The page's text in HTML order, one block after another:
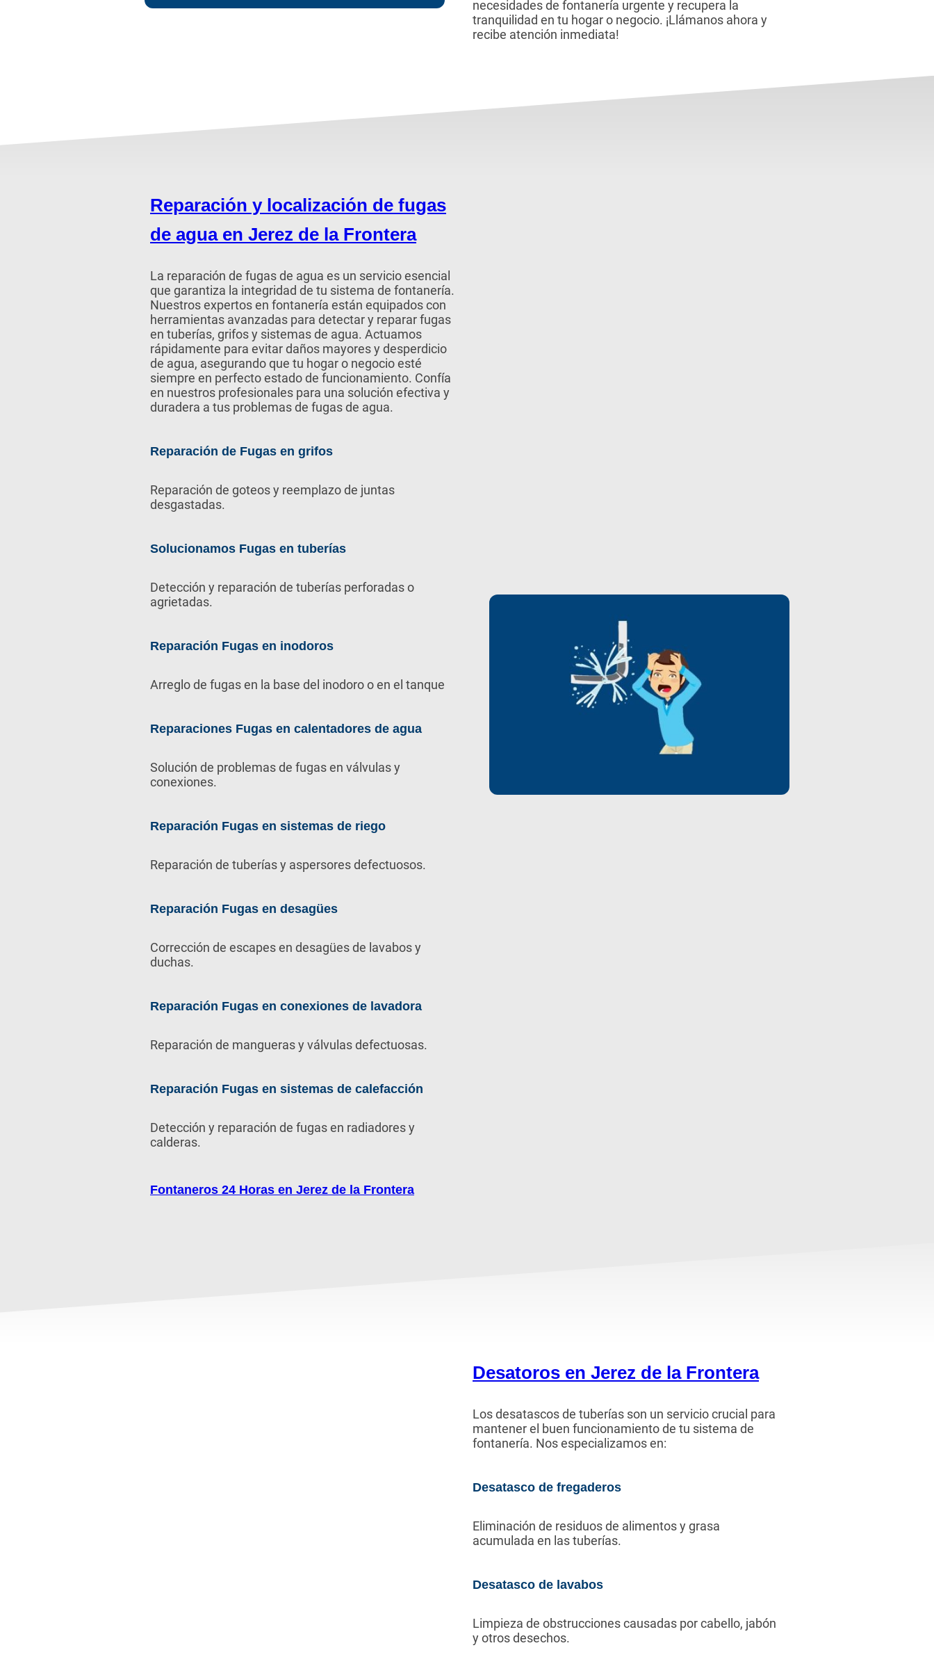
necesidades de fontanería urgente y recupera la
tranquilidad en tu hogar o negocio. ¡Llámanos ahora y
recibe atención inmediata!
Reparación y localización de fugas
de agua en Jerez de la Frontera
La reparación de fugas de agua es un servicio esencial
que garantiza la integridad de tu sistema de fontanería.
Nuestros expertos en fontanería están equipados con
herramientas avanzadas para detectar y reparar fugas
en tuberías, grifos y sistemas de agua. Actuamos
rápidamente para evitar daños mayores y desperdicio
de agua, asegurando que tu hogar o negocio esté
siempre en perfecto estado de funcionamiento. Confía
en nuestros profesionales para una solución efectiva y
duradera a tus problemas de fugas de agua.
Reparación de Fugas en grifos
Reparación de goteos y reemplazo de juntas
desgastadas.
Solucionamos Fugas en tuberías
Detección y reparación de tuberías perforadas o
agrietadas.
Reparación Fugas en inodoros
Arreglo de fugas en la base del inodoro o en el tanque
Reparaciones Fugas en calentadores de agua
Solución de problemas de fugas en válvulas y
conexiones.
Reparación Fugas en sistemas de riego
Reparación de tuberías y aspersores defectuosos.
Reparación Fugas en desagües
Corrección de escapes en desagües de lavabos y
duchas.
Reparación Fugas en conexiones de lavadora
Reparación de mangueras y válvulas defectuosas.
Reparación Fugas en sistemas de calefacción
Detección y reparación de fugas en radiadores y
calderas.
Fontaneros 24 Horas en Jerez de la Frontera
Desatoros en Jerez de la Frontera
Los desatascos de tuberías son un servicio crucial para
mantener el buen funcionamiento de tu sistema de
fontanería. Nos especializamos en:
Desatasco de fregaderos
Eliminación de residuos de alimentos y grasa
acumulada en las tuberías.
Desatasco de lavabos
Limpieza de obstrucciones causadas por cabello, jabón
y otros desechos.